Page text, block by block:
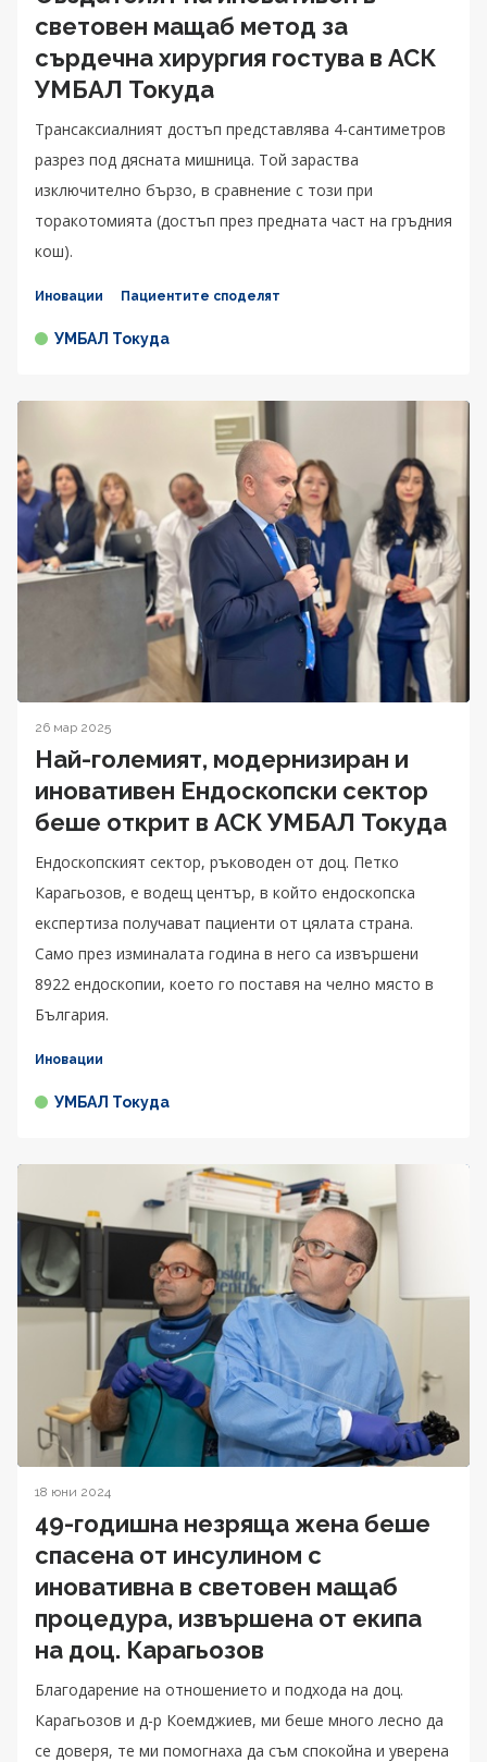
световен мащаб метод за
сърдечна хирургия гостува в АСК
УМБАЛ Токуда
Трансаксиалният достъп представлява 4-сантиметров
разрез под дясната мишница. Той зараства
изключително бързо, в сравнение с този при
торакотомията (достъп през предната част на гръдния
кош).
Иновации Пациентите споделят
УМБАЛ Токуда
26 мар 2025
Най-големият, модернизиран и
иновативен Ендоскопски сектор
беше открит в АСК УМБАЛ Токуда
Ендоскопският сектор, ръководен от доц. Петко
Карагьозов, е водещ център, в който ендоскопска
експертиза получават пациенти от цялата страна.
Само през изминалата година в него са извършени
8922 ендоскопии, което го поставя на челно място в
България.
Иновации
УМБАЛ Токуда
18 юни 2024
49-годишна незряща жена беше
спасена от инсулином с
иновативна в световен мащаб
процедура, извършена от екипа
на доц. Карагьозов
Благодарение на отношението и подхода на доц.
Карагьозов и д-р Коемджиев, ми беше много лесно да
се доверя, те ми помогнаха да съм спокойна и уверена